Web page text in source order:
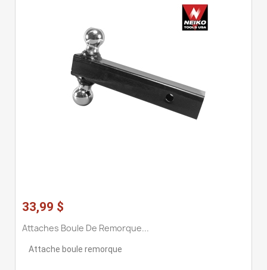
33,99 $
Attaches Boule De Remorque...
Attache boule remorque